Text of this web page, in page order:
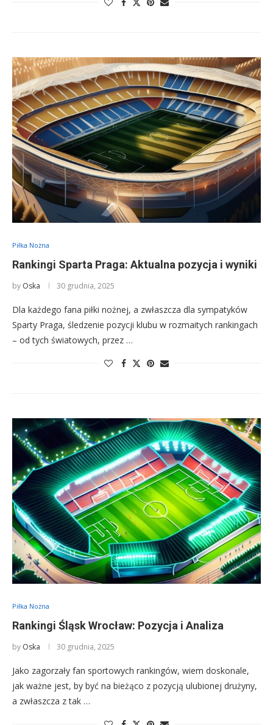
Piłka Nożna
Rankingi Sparta Praga: Aktualna pozycja i wyniki
by Oska 30 grudnia, 2025
Dla każdego fana piłki nożnej, a zwłaszcza dla sympatyków
Sparty Praga, śledzenie pozycji klubu w rozmaitych rankingach
– od tych światowych, przez …
Piłka Nożna
Rankingi Śląsk Wrocław: Pozycja i Analiza
by Oska 30 grudnia, 2025
Jako zagorzały fan sportowych rankingów, wiem doskonale,
jak ważne jest, by być na bieżąco z pozycją ulubionej drużyny,
a zwłaszcza z tak …